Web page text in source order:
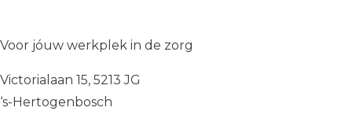
Voor jóuw werkplek in de zorg
Victorialaan 15, 5213 JG
‘s-Hertogenbosch